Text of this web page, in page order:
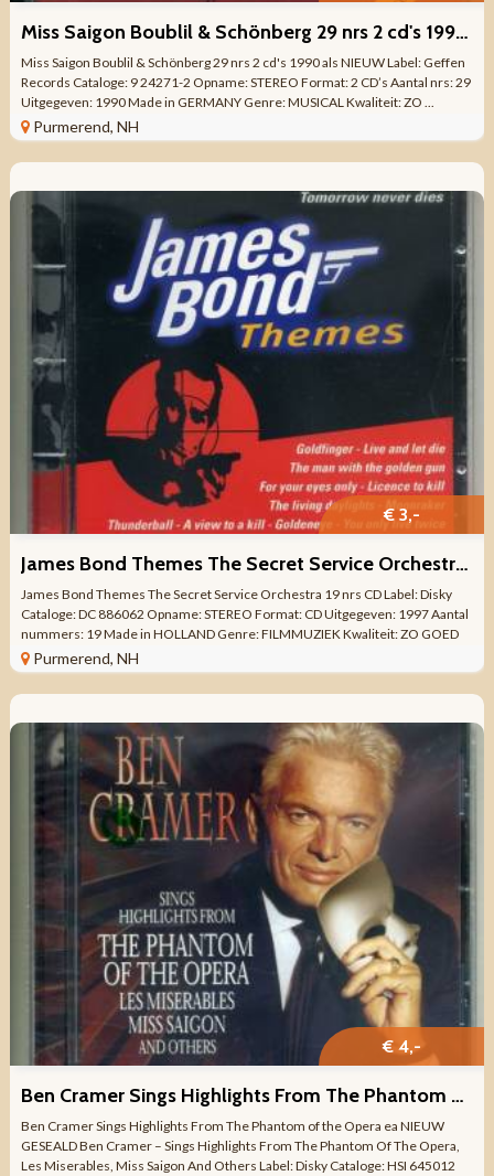
Miss Saigon Boublil & Schönberg 29 nrs 2 cd's 1990 als NIEUW
Miss Saigon Boublil & Schönberg 29 nrs 2 cd's 1990 als NIEUW Label: Geffen
Records Cataloge: 9 24271-2 Opname: STEREO Format: 2 CD’s Aantal nrs: 29
Uitgegeven: 1990 Made in GERMANY Genre: MUSICAL Kwaliteit: ZO ...
Purmerend, NH
€ 3,-
James Bond Themes The Secret Service Orchestra 19 nrs CD
James Bond Themes The Secret Service Orchestra 19 nrs CD Label: Disky
Cataloge: DC 886062 Opname: STEREO Format: CD Uitgegeven: 1997 Aantal
nummers: 19 Made in HOLLAND Genre: FILMMUZIEK Kwaliteit: ZO GOED
ALS NIEUW Tracklist ...
Purmerend, NH
€ 4,-
Ben Cramer Sings Highlights From The Phantom of the Opera NW
Ben Cramer Sings Highlights From The Phantom of the Opera ea NIEUW
GESEALD Ben Cramer – Sings Highlights From The Phantom Of The Opera,
Les Miserables, Miss Saigon And Others Label: Disky Cataloge: HSI 645012